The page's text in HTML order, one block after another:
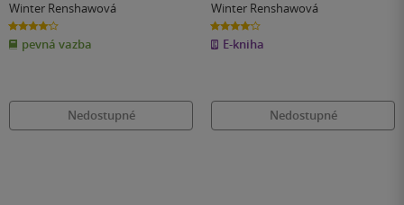
Winter Renshawová
4.1
z
5
hvězdiček
pevná vazba
Nedostupné
Winter Renshawová
4.1
z
5
hvězdiček
E-kniha
Nedostupné